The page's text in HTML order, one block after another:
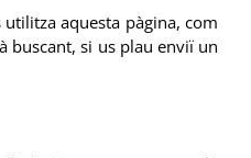
aquesta pàgina, com
buscant, si us plau enviï un